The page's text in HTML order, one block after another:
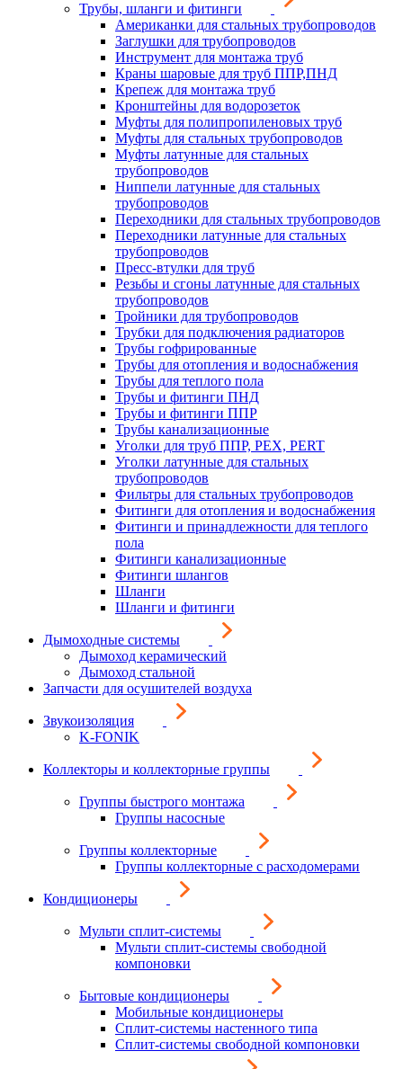
Трубы, шланги и фитинги
Американки для стальных трубопроводов
Заглушки для трубопроводов
Инструмент для монтажа труб
Краны шаровые для труб ППР,ПНД
Крепеж для монтажа труб
Кронштейны для водорозеток
Муфты для полипропиленовых труб
Муфты для стальных трубопроводов
Муфты латунные для стальных
трубопроводов
Ниппели латунные для стальных
трубопроводов
Переходники для стальных трубопроводов
Переходники латунные для стальных
трубопроводов
Пресс-втулки для труб
Резьбы и сгоны латунные для стальных
трубопроводов
Тройники для трубопроводов
Трубки для подключения радиаторов
Трубы гофрированные
Трубы для отопления и водоснабжения
Трубы для теплого пола
Трубы и фитинги ПНД
Трубы и фитинги ППР
Трубы канализационные
Уголки для труб ППР, PEX, PERT
Уголки латунные для стальных
трубопроводов
Фильтры для стальных трубопроводов
Фитинги для отопления и водоснабжения
Фитинги и принадлежности для теплого
пола
Фитинги канализационные
Фитинги шлангов
Шланги
Шланги и фитинги
Дымоходные системы
Дымоход керамический
Дымоход стальной
Запчасти для осушителей воздуха
Звукоизоляция
K-FONIK
Коллекторы и коллекторные группы
Группы быстрого монтажа
Группы насосные
Группы коллекторные
Группы коллекторные с расходомерами
Кондиционеры
Мульти сплит-системы
Мульти сплит-системы свободной
компоновки
Бытовые кондиционеры
Мобильные кондиционеры
Сплит-системы настенного типа
Сплит-системы свободной компоновки